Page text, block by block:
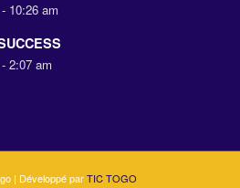
10:26 am
2:07 am
| Développé parTIC TOGO